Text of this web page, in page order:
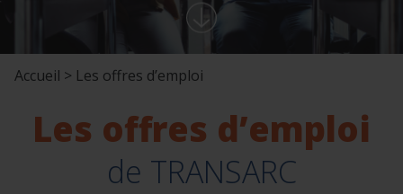
Accueil > Les offres d’emploi
Les offres d’emploi
de TRANSARC